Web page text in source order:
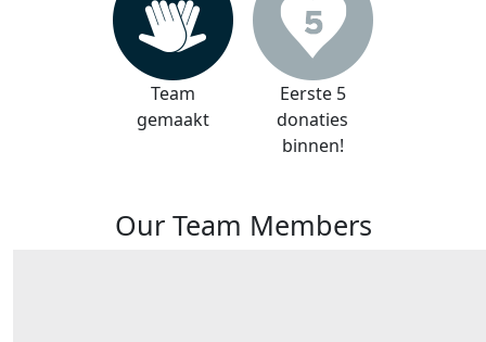
Team
gemaakt
Eerste 5
donaties
binnen!
Our Team Members